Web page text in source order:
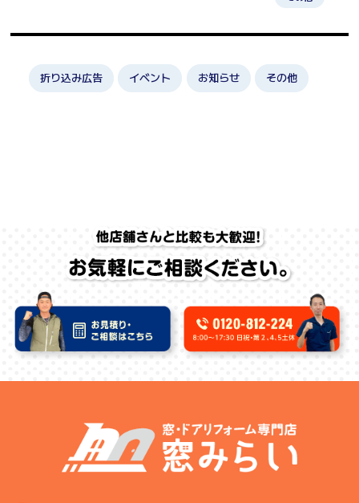
折り込み広告 イベント お知らせ その他